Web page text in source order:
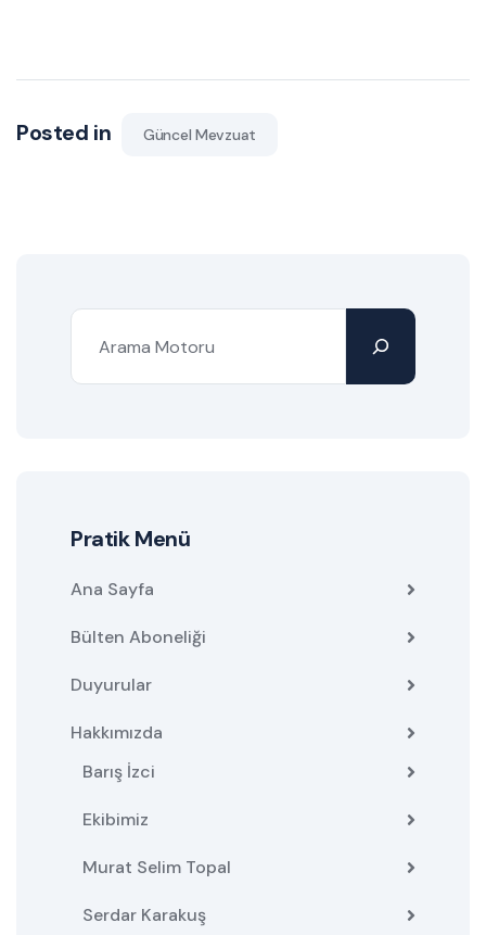
Posted in Güncel Mevzuat
Pratik Menü
Ana Sayfa
Bülten Aboneliği
Duyurular
Hakkımızda
Barış İzci
Ekibimiz
Murat Selim Topal
Serdar Karakuş